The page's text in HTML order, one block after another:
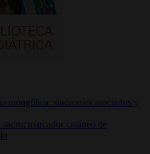
mongólica: síndromes asociados y
marcador cutáneo de